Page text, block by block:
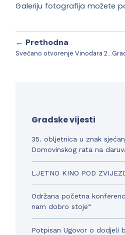
Galeriju fotografija možete
← Prethodna
Svečano otvorenje Vinodara 2025
Gradske vijesti
35. obljetnica u znak
Domovinskog rata na
LJETNO KINO POD
Održana početna
nam dobro stoje“
Potpisan Ugovor o dodjeli